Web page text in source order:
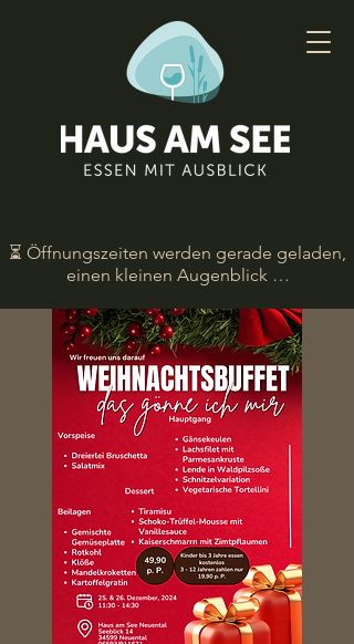
⏳ Öffnungszeiten werden gerade geladen,
einen kleinen Augenblick …